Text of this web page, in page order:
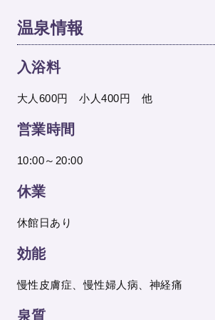
温泉情報
入浴料
大人600円 小人400円 他
営業時間
10:00～20:00
休業
休館日あり
効能
慢性皮膚症、慢性婦人病、神経痛
泉質